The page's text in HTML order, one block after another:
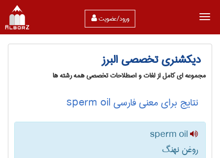
ورود/عضویت
دیکشنری تخصصی البرز
مجموعه ای کامل از لغات و اصطلاحات تخصصی همه رشته ها
نتایج برای معنی فارسی sperm oil
sperm oil
روغن نهنگ